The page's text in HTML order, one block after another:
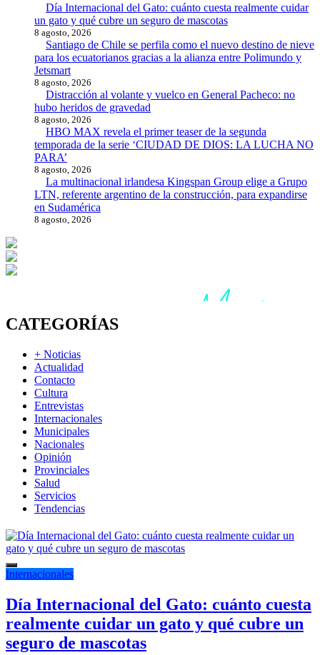
Día Internacional del Gato: cuánto cuesta realmente cuidar
un gato y qué cubre un seguro de mascotas
8 agosto, 2026
Santiago de Chile se perfila como el nuevo destino de nieve
para los ecuatorianos gracias a la alianza entre Polimundo y
Jetsmart
8 agosto, 2026
Distracción al volante y vuelco en General Pacheco: no
hubo heridos de gravedad
8 agosto, 2026
HBO MAX revela el primer teaser de la segunda
temporada de la serie ‘CIUDAD DE DIOS: LA LUCHA NO
PARA’
8 agosto, 2026
La multinacional irlandesa Kingspan Group elige a Grupo
LTN, referente argentino de la construcción, para expandirse
en Sudamérica
8 agosto, 2026
CATEGORÍAS
+ Noticias
Actualidad
Contacto
Cultura
Entrevistas
Internacionales
Municipales
Nacionales
Opinión
Provinciales
Salud
Servicios
Tendencias
Internacionales
Día Internacional del Gato: cuánto cuesta
realmente cuidar un gato y qué cubre un
seguro de mascotas